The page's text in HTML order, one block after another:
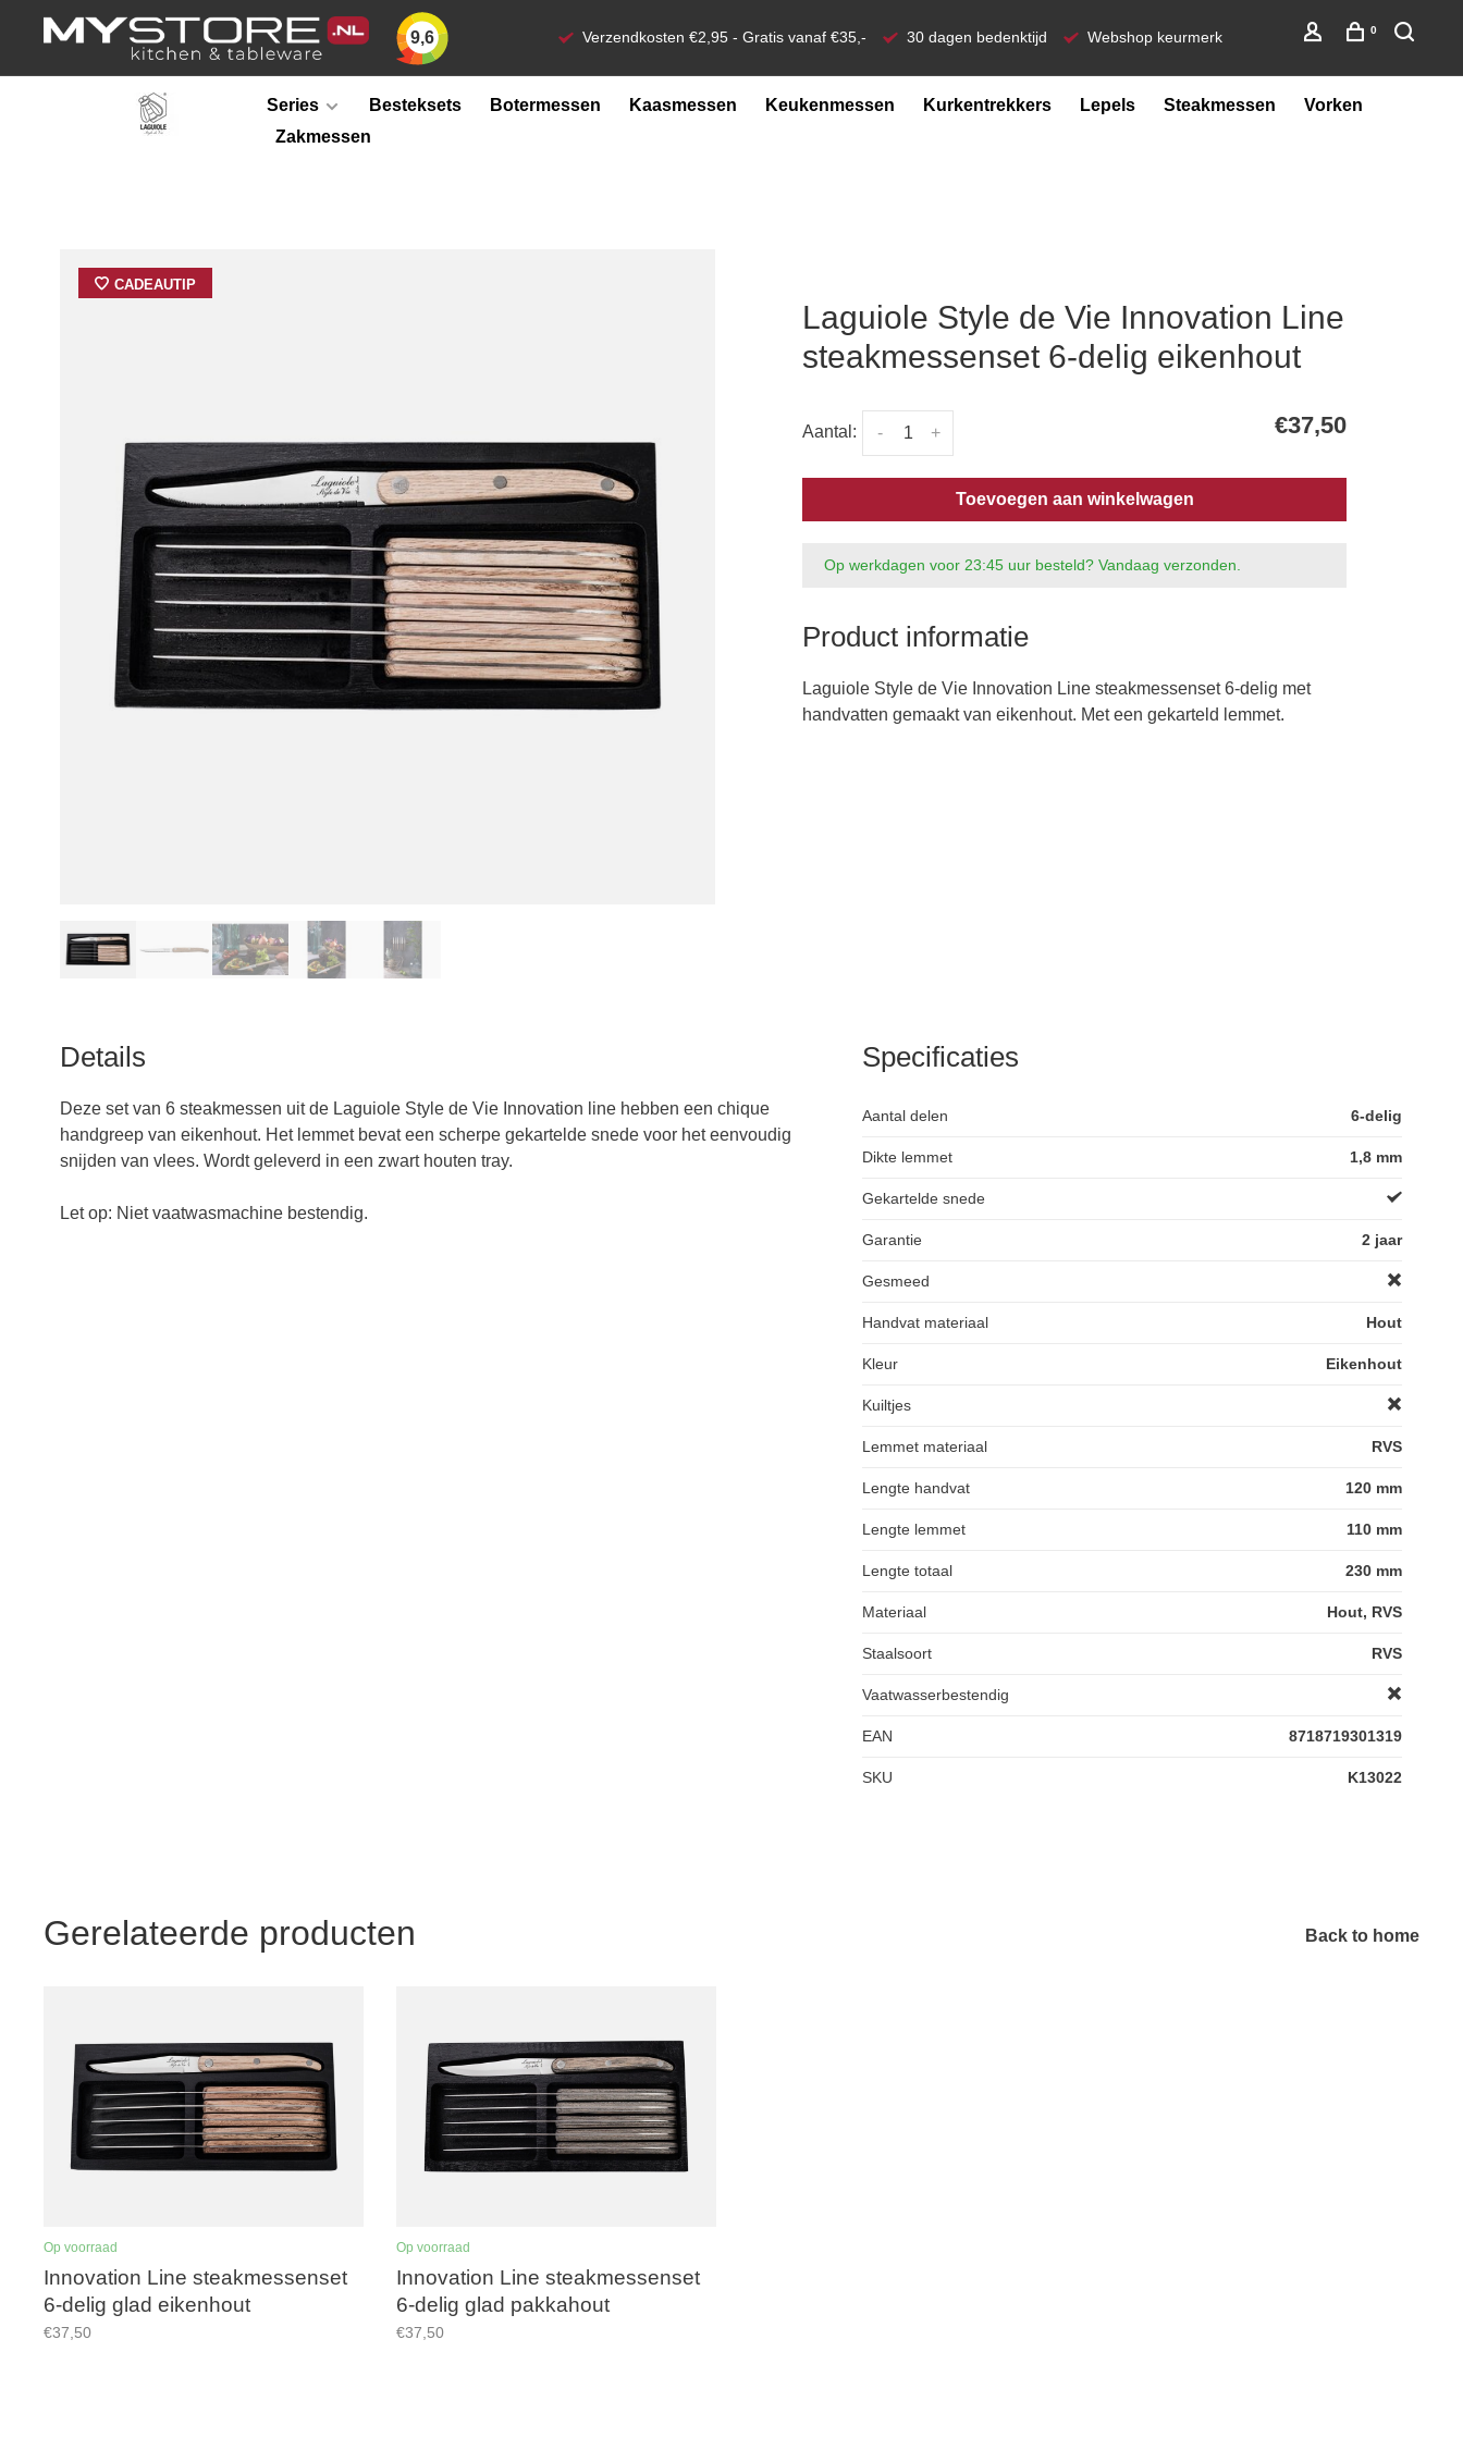
9,6 Verzendkosten €2,95 - Gratis vanaf €35,- 30 dagen bedenktijd Webshop keurmerk 0
Series Besteksets Botermessen Kaasmessen Keukenmessen Kurkentrekkers Lepels Steakmessen
Vorken
Zakmessen
CADEAUTIP
Laguiole Style de Vie Innovation Line
steakmessenset 6-delig eikenhout
Aantal: +
- €37,50
Toevoegen aan winkelwagen
Op werkdagen voor 23:45 uur besteld? Vandaag verzonden.
Product informatie
Laguiole Style de Vie Innovation Line steakmessenset 6-delig met
handvatten gemaakt van eikenhout. Met een gekarteld lemmet.
Details
Deze set van 6 steakmessen uit de Laguiole Style de Vie Innovation line hebben een chique
handgreep van eikenhout. Het lemmet bevat een scherpe gekartelde snede voor het eenvoudig
snijden van vlees. Wordt geleverd in een zwart houten tray.
Let op: Niet vaatwasmachine bestendig.
Specificaties
Aantal delen 6-delig
Dikte lemmet 1,8 mm
Gekartelde snede
Garantie 2 jaar
Gesmeed
Handvat materiaal Hout
Kleur Eikenhout
Kuiltjes
Lemmet materiaal RVS
Lengte handvat 120 mm
Lengte lemmet 110 mm
Lengte totaal 230 mm
Materiaal Hout, RVS
Staalsoort RVS
Vaatwasserbestendig
EAN 8718719301319
SKU K13022
Gerelateerde producten Back to home
Op voorraad
Innovation Line steakmessenset
6-delig glad eikenhout
€37,50
Op voorraad
Innovation Line steakmessenset
6-delig glad pakkahout
€37,50